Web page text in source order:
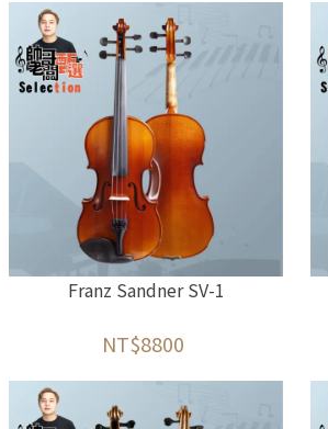
Franz Sandner SV-1
NT$8800